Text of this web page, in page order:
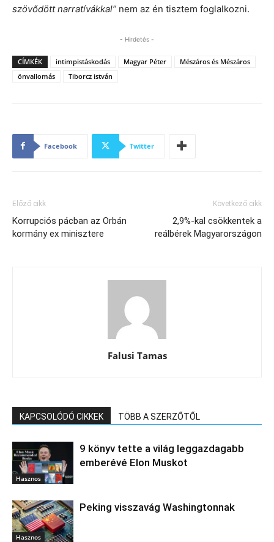
szövődött narratívákkal” nem az én tisztem foglalkozni.
- Hirdetés -
CÍMKÉK intimpistáskodás Magyar Péter
Mészáros és Mészáros
önvallomás
Tiborcz istván
Facebook Twitter
Előző cikk
Korrupciós pácban az Orbán
kormány ex minisztere
Következő cikk
2,9%-kal csökkentek a
reálbérek Magyarországon
Falusi Tamas
KAPCSOLÓDÓ CIKKEK TÖBB A SZERZŐTŐL
Hasznos
9 könyv tette a világ leggazdagabb
emberévé Elon Muskot
Hasznos
Peking visszavág Washingtonnak